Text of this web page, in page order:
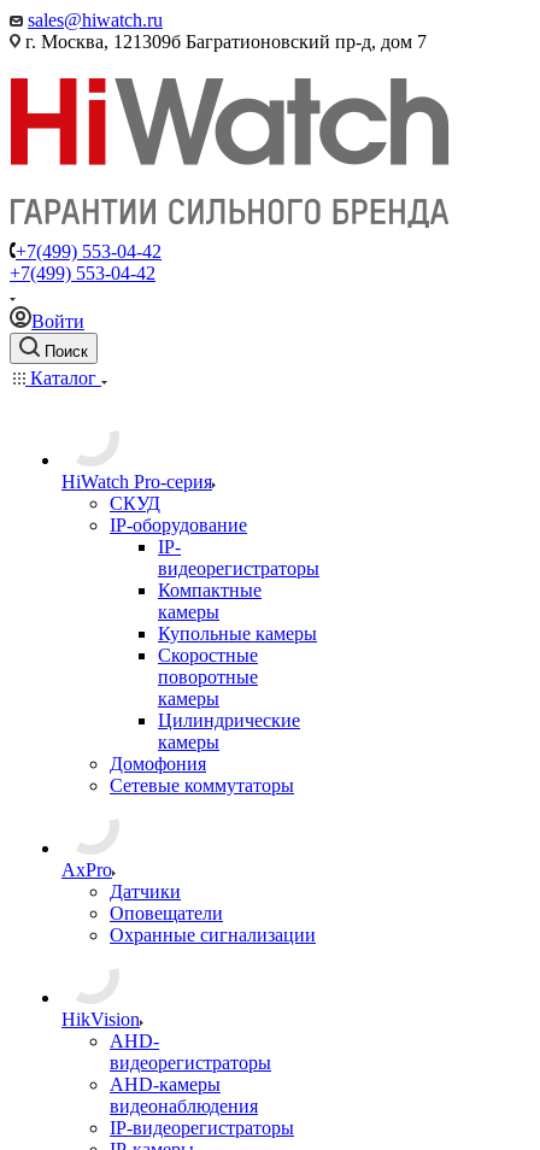
sales@hiwatch.ru
г. Москва, 121309б Багратионовский пр-д, дом 7
+7(499) 553-04-42
+7(499) 553-04-42
Войти
Поиск
Каталог
HiWatch Pro-серия
CКУД
IP-оборудование
IP-
видеорегистраторы
Компактные
камеры
Купольные камеры
Скоростные
поворотные
камеры
Цилиндрические
камеры
Домофония
Сетевые коммутаторы
AxPro
Датчики
Оповещатели
Охранные сигнализации
HikVision
AHD-
видеорегистраторы
AHD-камеры
видеонаблюдения
IP-видеорегистраторы